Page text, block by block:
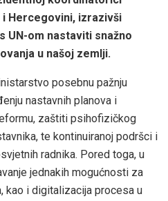
i Hercegovini, izrazivši
UN-om nastaviti snažno
u našoj zemlji.
posebnu pažnju
nastavnih planova i
zaštiti psihofizičkog
te kontinuiranoj podršci i
radnika. Pored toga, u
jednakih mogućnosti za
kao i digitalizacija procesa u